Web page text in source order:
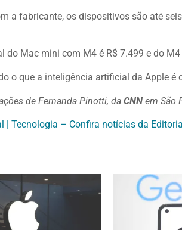
a fabricante, os dispositivos são até
do Mac mini com M4 é R$ 7.499 e do M4
o que a inteligência artificial da Apple é
de Fernanda Pinotti, da CNN em São
| Tecnologia – Confira notícias da